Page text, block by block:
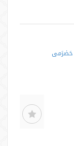
حَضرَمی